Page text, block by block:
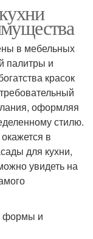
в мебельных
палитры и
красок
оформляя
стилю.
в
для кухни,
увидеть на
формы и